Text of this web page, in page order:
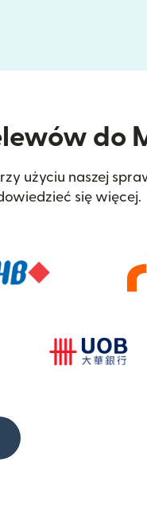
do
użyciu naszej
się więcej.